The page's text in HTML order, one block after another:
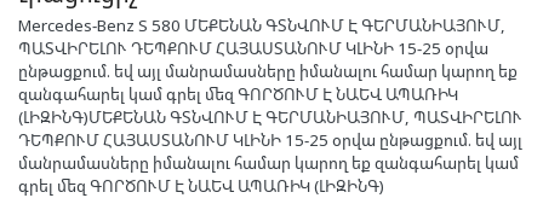
Mercedes-Benz S 580 ՄԵՔԵՆԱՆ ԳՏՆՎՈՒՄ Է ԳԵՐՄԱՆԻԱՅՈՒՄ,
ՊԱՏՎԻՐԵԼՈՒ ԴԵՊՔՈՒՄ ՀԱՅԱՍՏԱՆՈՒՄ ԿԼԻՆԻ 15-25 օրվա
ընթացքում. եվ այլ մանրամասները իմանալու համար կարող եք
զանգահարել կամ գրել մեզ ԳՈՐԾՈՒՄ Է ՆԱԵՎ ԱՊԱՌԻԿ
(ԼԻԶԻՆԳ)ՄԵՔԵՆԱՆ ԳՏՆՎՈՒՄ Է ԳԵՐՄԱՆԻԱՅՈՒՄ, ՊԱՏՎԻՐԵԼՈՒ
ԴԵՊՔՈՒՄ ՀԱՅԱՍՏԱՆՈՒՄ ԿԼԻՆԻ 15-25 օրվա ընթացքում. եվ այլ
մանրամասները իմանալու համար կարող եք զանգահարել կամ
գրել մեզ ԳՈՐԾՈՒՄ Է ՆԱԵՎ ԱՊԱՌԻԿ (ԼԻԶԻՆԳ)